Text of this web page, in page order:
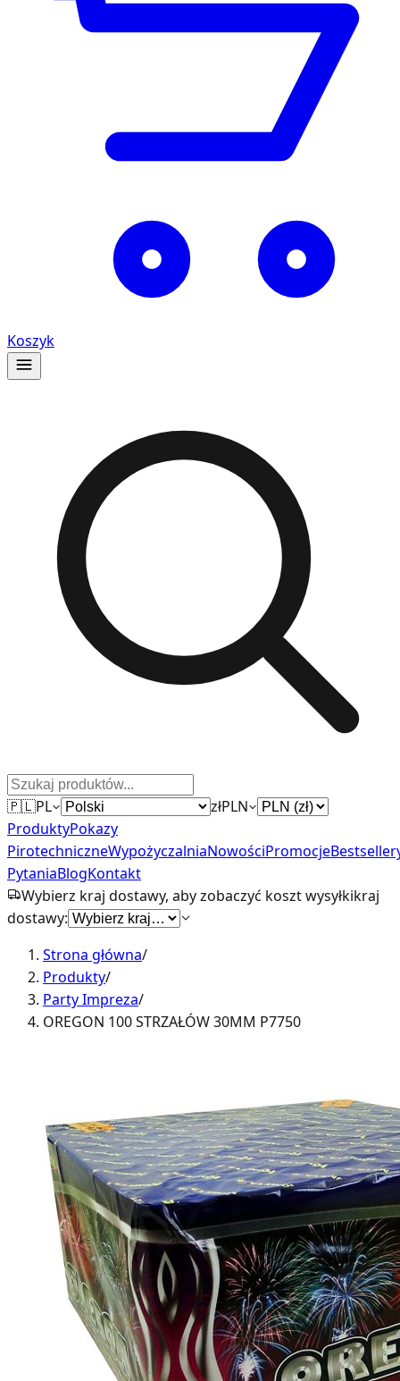
Koszyk
🇵🇱PL złPLN
ProduktyPokazy
PirotechniczneWypożyczalniaNowościPromocje
PytaniaBlogKontakt
Wybierz kraj dostawy, aby zobaczyć koszt wysyłkikraj
dostawy:
Strona główna/
Produkty/
Party Impreza/
OREGON 100 STRZAŁÓW 30MM P7750